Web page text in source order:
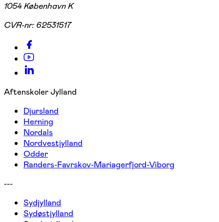
1054 København K
CVR-nr: 62531517
Aftenskoler Jylland
Djursland
Herning
Nordals
Nordvestjylland
Odder
Randers-Favrskov-Mariagerfjord-Viborg
---
Sydjylland
Sydøstjylland